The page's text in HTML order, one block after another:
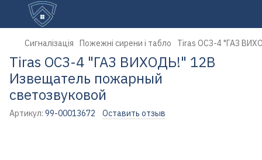
Сигналізація Пожежні сирени і табло Tiras ОСЗ-4 "ГАЗ
Tiras ОСЗ-4 "ГАЗ ВИХОДЬ!" 12В
Извещатель пожарный
светозвуковой
Артикул: 99-00013672 Оставить отзыв